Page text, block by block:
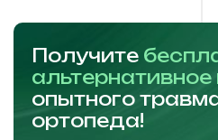
Получите
опытного
ортопеда!